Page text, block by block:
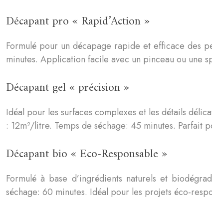
Décapant pro « Rapid’Action »
Formulé pour un décapage rapide et efficace des
minutes. Application facile avec un pinceau ou une
Décapant gel « précision »
Idéal pour les surfaces complexes et les détails
: 12m²/litre. Temps de séchage: 45 minutes. Parfait
Décapant bio « Eco-Responsable »
Formulé à base d’ingrédients naturels et
séchage: 60 minutes. Idéal pour les projets éco-